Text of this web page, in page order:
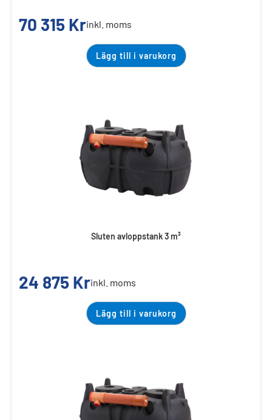
70 315 Krinkl. moms
Lägg till i varukorg
Sluten avloppstank 3 m³
24 875 Krinkl. moms
Lägg till i varukorg